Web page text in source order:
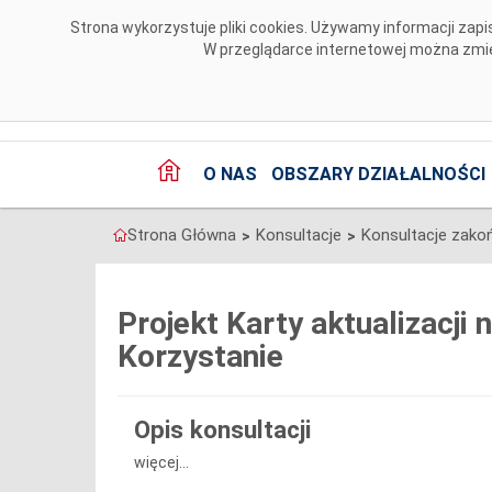
Strona wykorzystuje pliki cookies. Używamy informacji
W przeglądarce internetowej można
O NAS OBSZARY DZIAŁALNOŚCI
Strona Główna > Konsultacje > Konsultacje
Projekt Karty aktualizacji
Korzystanie
Opis konsultacji
więcej...